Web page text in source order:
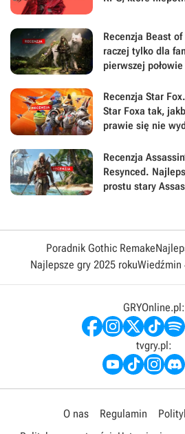
Recenzja Beast
raczej tylko dla
pierwszej
Recenzja Star
Star Foxa tak,
prawie się nie
Recenzja
Resynced.
prostu stary
Poradnik Gothic Remake
Najlepsze gry 2025 rokuWiedźmin
GRYOnline.pl:
tvgry.pl:
O nas Regulamin